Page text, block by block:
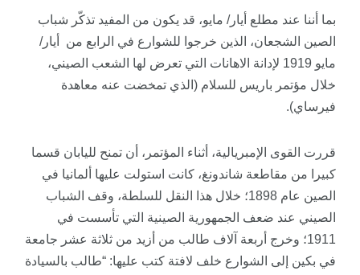
بما أننا عند مطلع أيار/ مايو، قد يكون من المفيد تذكّر شباب
الصين الشجعان، الذين خرجوا للشوارع في الرابع من أيار/
مايو 1919 لإدانة الاهانات التي تعرض لها الشعب الصيني،
خلال مؤتمر باريس للسلام (الذي تمخضت عنه معاهدة
فيرساي).
قررت القوى الإمبريالية، أثناء المؤتمر، أن تمنح لليابان قسما
كبيرا من مقاطعة شاندونغ، كانت استولت عليها ألمانيا في
الصين عام 1898؛ خلال هذا النقل للسلطة، وقف الشباب
الصيني عند ضعف الجمهورية الصينية التي تأسست في
1911؛ وخرج أربعة آلاف طالب من أزيد من ثلاثة عشر جامعة
في بكين إلى الشوارع خلف لافتة كتب عليها: “طالب بالسيادة